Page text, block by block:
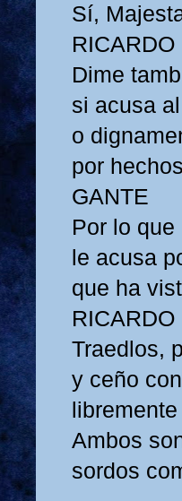
Sí,
RICARDO
Dime
si acusa
o
por
GANTE
Por lo que
le acusa
que ha
RICARDO
Traedlos,
y ceño
Ambos
sordos